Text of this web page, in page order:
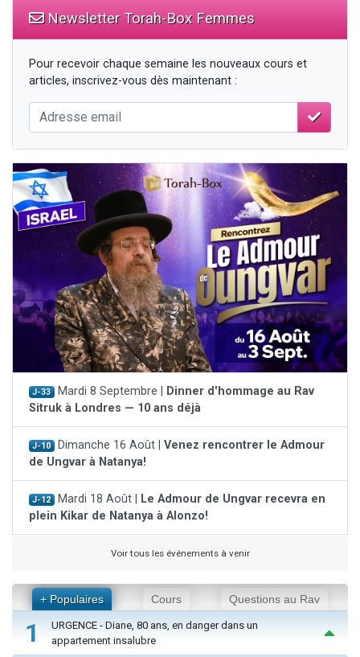
Newsletter Torah-Box Femmes
Pour recevoir chaque semaine les nouveaux cours et
articles, inscrivez-vous dès maintenant :
J-33 Mardi 8 Septembre |
Dinner d'hommage au Rav
Sitruk à Londres — 10 ans déjà
J-10 Dimanche 16 Août | Venez rencontrer le Admour
de Ungvar à Natanya!
J-12 Mardi 18 Août |
Le Admour de Ungvar recevra en
plein Kikar de Natanya à Alonzo!
Voir tous les événements à venir
+ Populaires Cours Questions au Rav
1
URGENCE - Diane, 80 ans, en danger dans un
appartement insalubre